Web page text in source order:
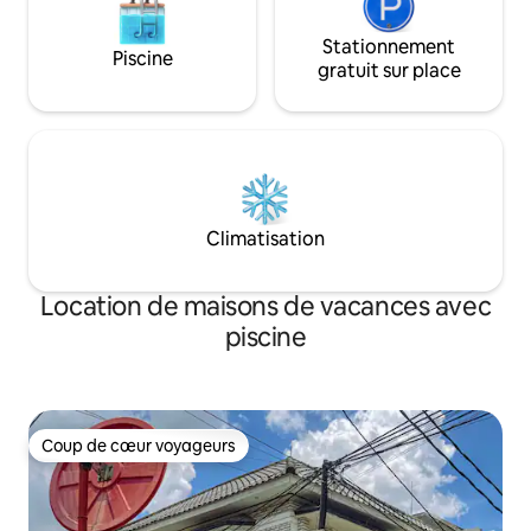
Piscine
Stationnement
gratuit sur place
Climatisation
Location de maisons de vacances avec
piscine
Coup de cœur voyageurs
Coup de cœur voyageurs